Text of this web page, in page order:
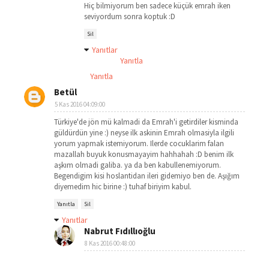
Hiç bilmiyorum ben sadece küçük emrah iken
seviyordum sonra koptuk :D
Sil
Yanıtlar
Yanıtla
Yanıtla
Betül
5 Kas 2016 04:09:00
Türkiye'de jön mü kalmadi da Emrah'i getirdiler kisminda
güldürdün yine :) neyse ilk askinin Emrah olmasiyla ilgili
yorum yapmak istemiyorum. Ilerde cocuklarim falan
mazallah buyuk konusmayayim hahhahah :D benim ilk
aşkım olmadi galiba. ya da ben kabullenemiyorum.
Begendigim kisi hoslantidan ileri gidemiyo ben de. Aşığım
diyemedim hic birine :) tuhaf biriyim kabul.
Yanıtla Sil
Yanıtlar
Nabrut Fıdıllıoğlu
8 Kas 2016 00:48:00